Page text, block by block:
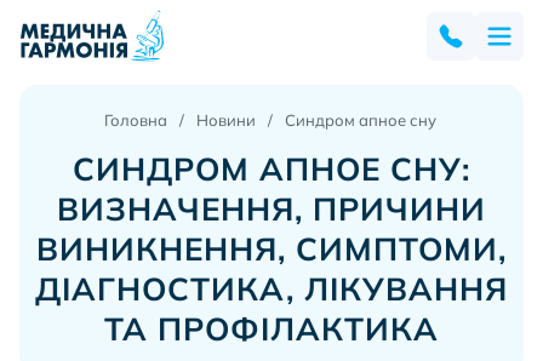
Головна Новини Синдром апное сну
СИНДРОМ АПНОЕ СНУ:
ВИЗНАЧЕННЯ, ПРИЧИНИ
ВИНИКНЕННЯ, СИМПТОМИ,
ДІАГНОСТИКА, ЛІКУВАННЯ
ТА ПРОФІЛАКТИКА